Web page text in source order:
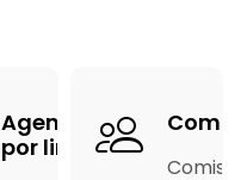
Agendamento
por link